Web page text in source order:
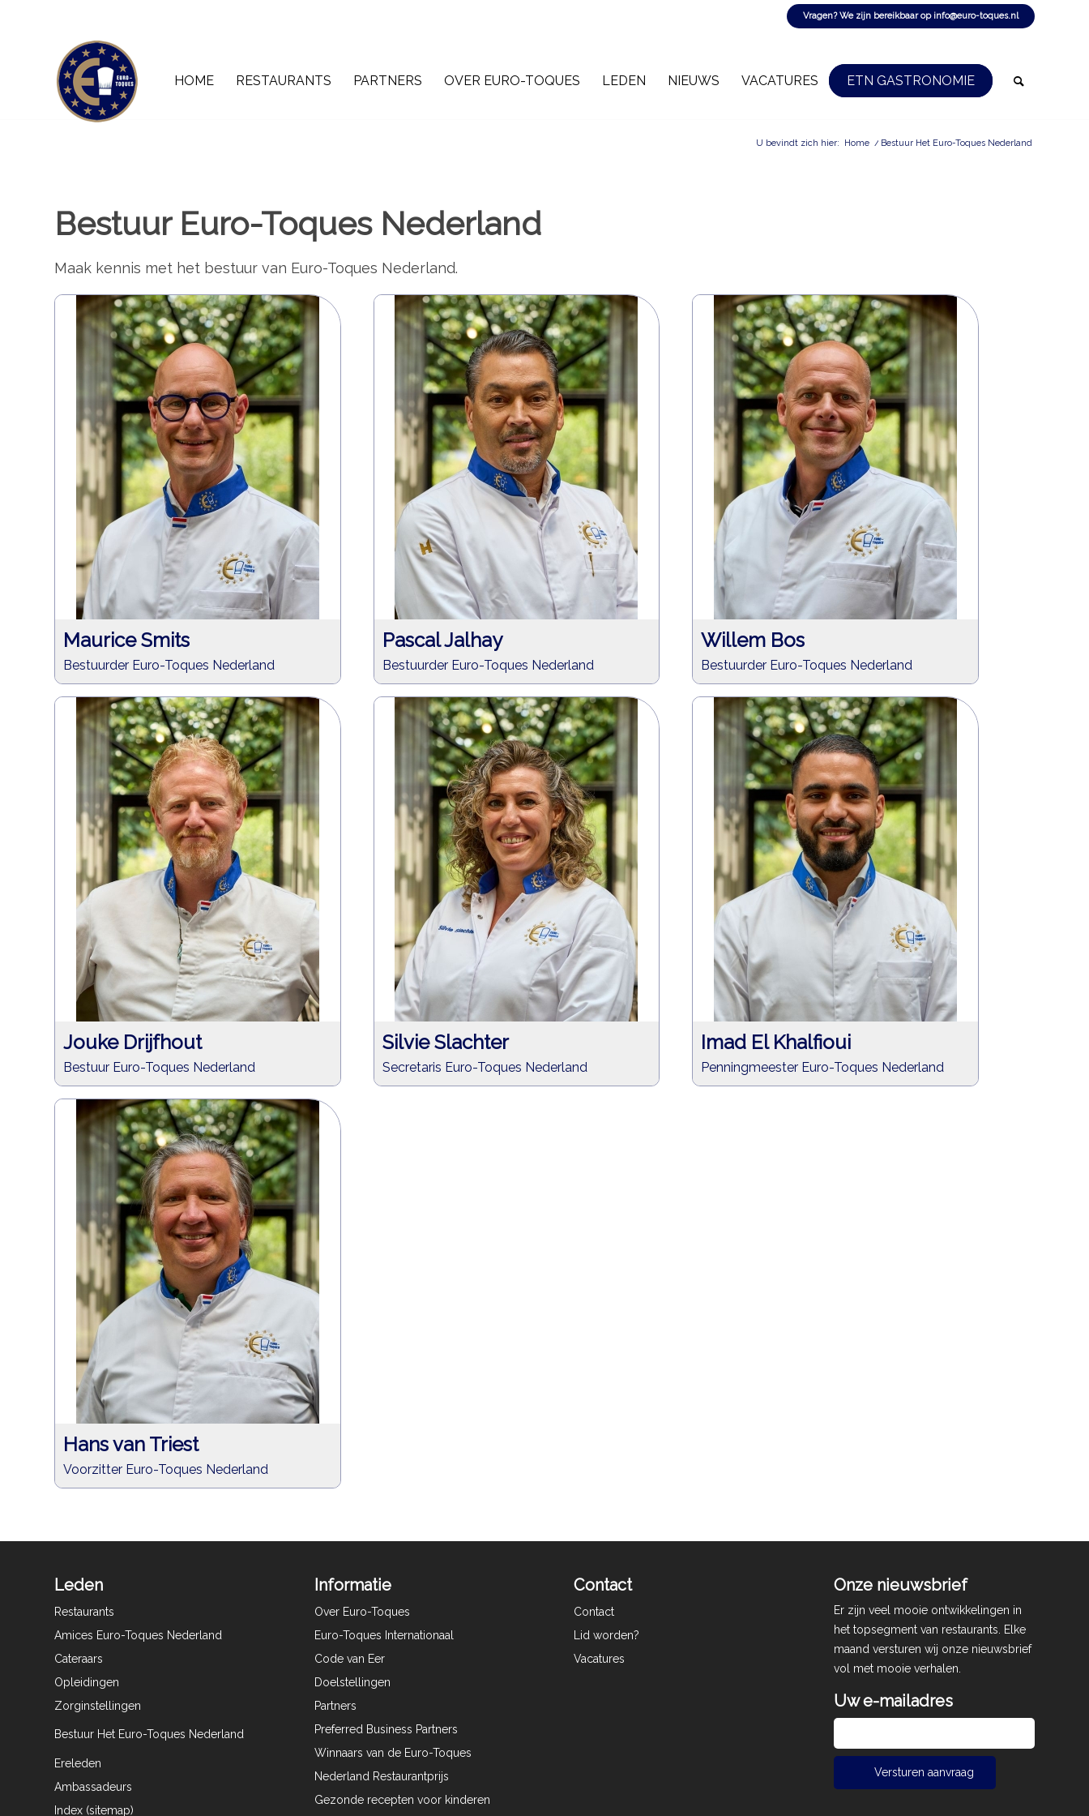
Vragen? We zijn bereikbaar op info@euro-toques.nl
HOME RESTAURANTS PARTNERS OVER EURO-TOQUES LEDEN NIEUWS VACATURES ETN GASTRONOMIE
U bevindt zich hier: Home / Bestuur Het Euro-Toques Nederland
Bestuur Euro-Toques Nederland
Maak kennis met het bestuur van Euro-Toques Nederland.
Maurice Smits
Bestuurder Euro-Toques Nederland
Pascal Jalhay
Bestuurder Euro-Toques Nederland
Willem Bos
Bestuurder Euro-Toques Nederland
Jouke Drijfhout
Bestuur Euro-Toques Nederland
Silvie Slachter
Secretaris Euro-Toques Nederland
Imad El Khalfioui
Penningmeester Euro-Toques Nederland
Hans van Triest
Voorzitter Euro-Toques Nederland
Leden
Restaurants
Amices Euro-Toques Nederland
Cateraars
Opleidingen
Zorginstellingen
Bestuur Het Euro-Toques Nederland
Ereleden
Ambassadeurs
Index (sitemap)
Informatie
Over Euro-Toques
Euro-Toques Internationaal
Code van Eer
Doelstellingen
Partners
Preferred Business Partners
Winnaars van de Euro-Toques
Nederland Restaurantprijs
Gezonde recepten voor kinderen
Contact
Contact
Lid worden?
Vacatures
Onze nieuwsbrief
Er zijn veel mooie ontwikkelingen in
het topsegment van restaurants. Elke
maand versturen wij onze nieuwsbrief
vol met mooie verhalen.
Uw e-mailadres